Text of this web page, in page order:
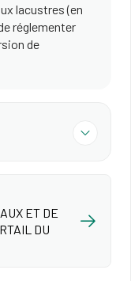
lacustres (en
réglementer
de
ET DE
DU